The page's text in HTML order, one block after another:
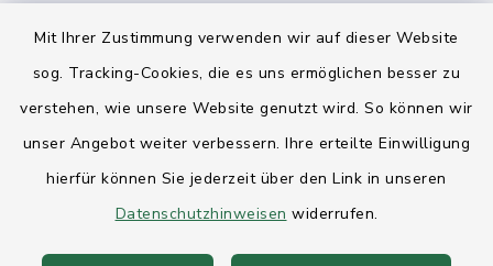
Mit Ihrer Zustimmung verwenden wir auf dieser Website
sog. Tracking-Cookies, die es uns ermöglichen besser zu
verstehen, wie unsere Website genutzt wird. So können wir
unser Angebot weiter verbessern. Ihre erteilte Einwilligung
hierfür können Sie jederzeit über den Link in unseren
Datenschutzhinweisen widerrufen.
Ihre Behördennummer 115
Landesregierung Schleswig-Holstein
AktivRegion Mittelholstein